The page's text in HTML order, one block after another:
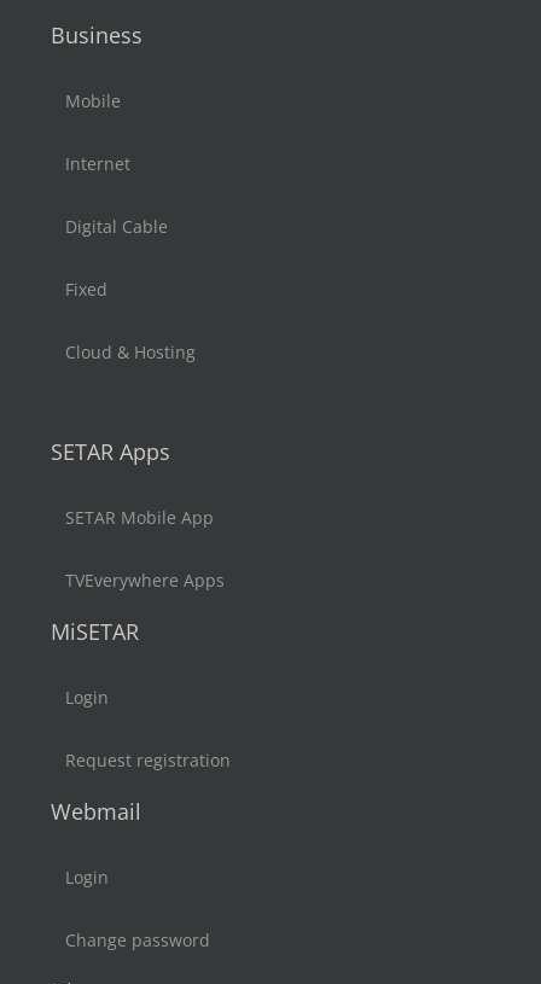
Business
Mobile
Internet
Digital Cable
Fixed
Cloud & Hosting
SETAR Apps
SETAR Mobile App
TVEverywhere Apps
MiSETAR
Login
Request registration
Webmail
Login
Change password